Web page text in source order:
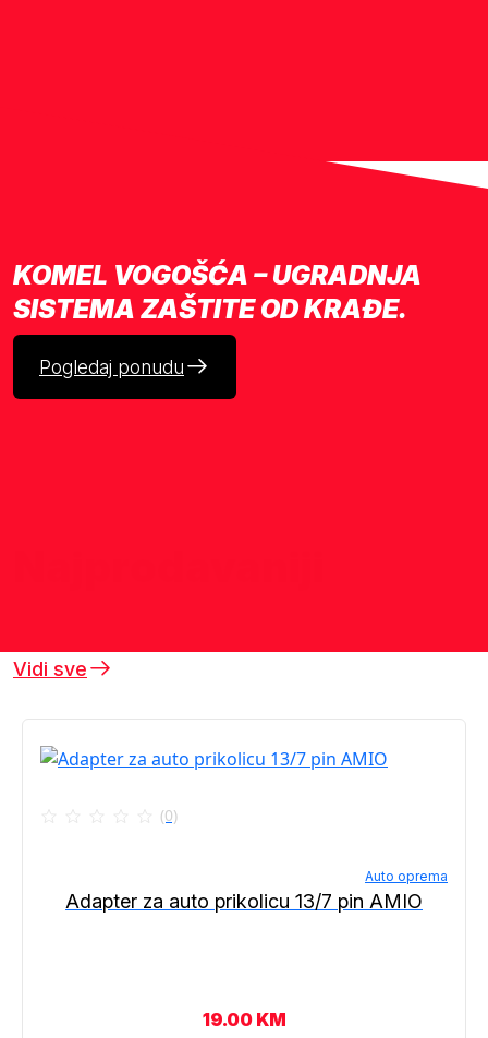
KOMEL VOGOŠĆA – UGRADNJA
SISTEMA ZAŠTITE OD KRAĐE.
Pogledaj ponudu
Vidi sve
(0)
Auto oprema
Adapter za auto prikolicu 13/7 pin AMIO
19.00 KM